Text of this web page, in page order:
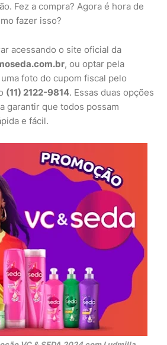
Fez a compra? Agora é hora de
fazer isso?
acessando o site oficial da
, ou optar pela
foto do cupom fiscal pelo
(11) 2122-9814. Essas duas opções
garantir que todos possam
e fácil.